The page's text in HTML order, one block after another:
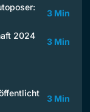
3 Min
2024
3 Min
3 Min